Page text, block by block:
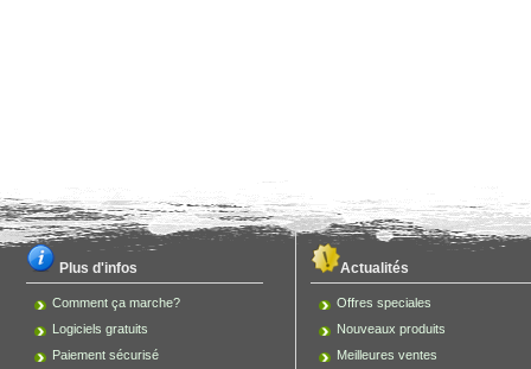
Plus d'infos
Comment ça marche?
Logiciels gratuits
Paiement sécurisé
Actualités
Offres speciales
Nouveaux produits
Meilleures ventes